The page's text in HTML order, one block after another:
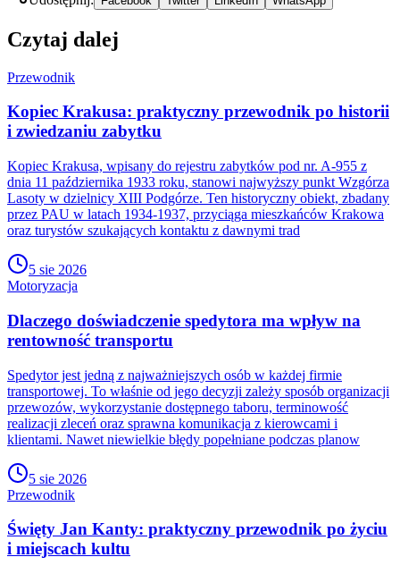
Czytaj dalej
Przewodnik
Kopiec Krakusa: praktyczny przewodnik po historii
i zwiedzaniu zabytku
Kopiec Krakusa, wpisany do rejestru zabytków pod nr. A-955 z
dnia 11 października 1933 roku, stanowi najwyższy punkt Wzgórza
Lasoty w dzielnicy XIII Podgórze. Ten historyczny obiekt, zbadany
przez PAU w latach 1934-1937, przyciąga mieszkańców Krakowa
oraz turystów szukających kontaktu z dawnymi trad
5 sie 2026
Motoryzacja
Dlaczego doświadczenie spedytora ma wpływ na
rentowność transportu
Spedytor jest jedną z najważniejszych osób w każdej firmie
transportowej. To właśnie od jego decyzji zależy sposób organizacji
przewozów, wykorzystanie dostępnego taboru, terminowość
realizacji zleceń oraz sprawna komunikacja z kierowcami i
klientami. Nawet niewielkie błędy popełniane podczas planow
5 sie 2026
Przewodnik
Święty Jan Kanty: praktyczny przewodnik po życiu
i miejscach kultu